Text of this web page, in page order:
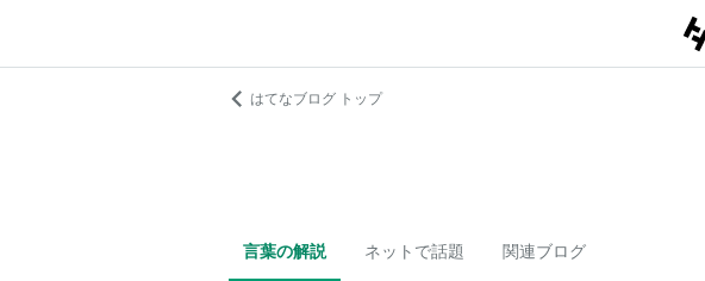
はてなブログ トップ
言葉の解説 ネットで話題 関連ブログ